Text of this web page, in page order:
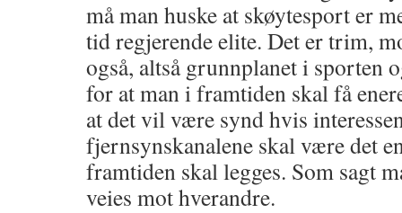
må man huske at skøytesport er
tid regjerende elite. Det er trim,
også, altså grunnplanet i sporten
for at man i framtiden skal få
at det vil være synd hvis
fjernsynskanalene skal være det
framtiden skal legges. Som sagt
veies mot hverandre.